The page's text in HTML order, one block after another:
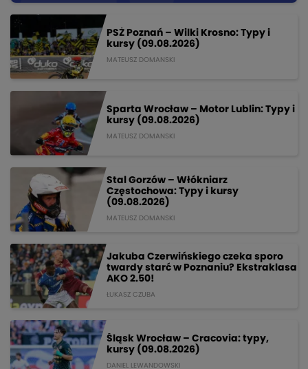
PSŻ Poznań – Wilki Krosno: Typy i
kursy (09.08.2026)
MATEUSZ DOMANSKI
Sparta Wrocław – Motor Lublin: Typy i
kursy (09.08.2026)
MATEUSZ DOMANSKI
Stal Gorzów – Włókniarz
Częstochowa: Typy i kursy
(09.08.2026)
MATEUSZ DOMANSKI
Jakuba Czerwińskiego czeka sporo
twardy starć w Poznaniu? Ekstraklasa
AKO 2.50!
ŁUKASZ CZUBA
Śląsk Wrocław – Cracovia: typy,
kursy (09.08.2026)
DANIEL LEWANDOWSKI